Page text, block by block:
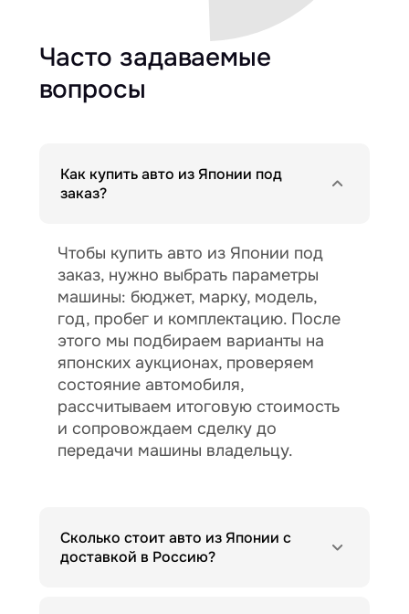
Часто задаваемые
вопросы
Как купить авто из Японии под
заказ?
Чтобы купить авто из Японии под
заказ, нужно выбрать параметры
машины: бюджет, марку, модель,
год, пробег и комплектацию. После
этого мы подбираем варианты на
японских аукционах, проверяем
состояние автомобиля,
рассчитываем итоговую стоимость
и сопровождаем сделку до
передачи машины владельцу.
Сколько стоит авто из Японии с
доставкой в Россию?